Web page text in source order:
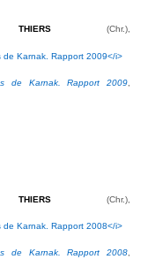
THIERS(Chr.),
de Karnak. Rapport 2009
THIERS(Chr.),
de Karnak. Rapport 2008